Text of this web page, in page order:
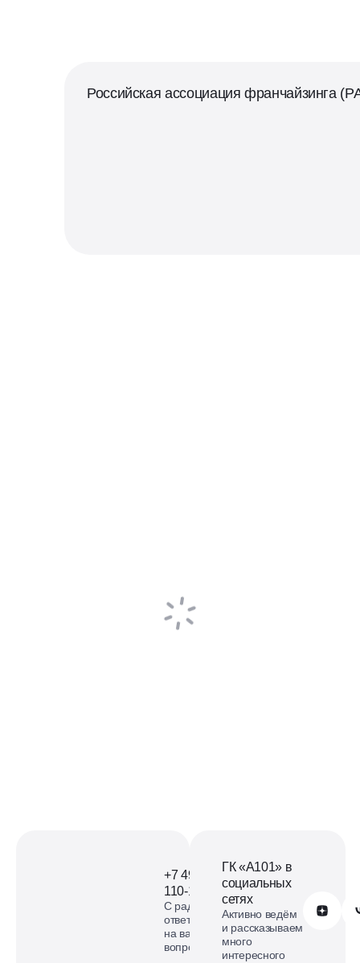
Российская ассоциация франчайзинга
+7 499
110-18-73
С радостью
ответим
на ваши
вопросы
Обратиться в А101
ГК «А101» в
социальных
сетях
Активно ведём
и рассказываем
много
интересного